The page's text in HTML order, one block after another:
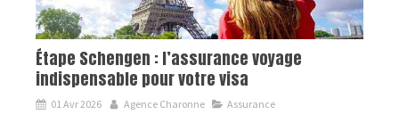
Étape Schengen : l’assurance voyage
indispensable pour votre visa
01 Avr 2026 Agence Charonne Assurance